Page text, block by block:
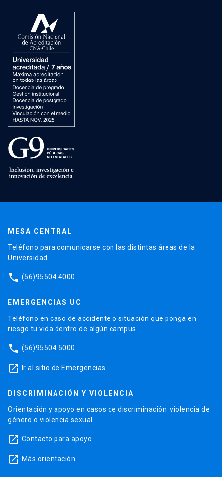
MESA CENTRAL
Teléfono para comunicarse con las distintas áreas de la
Universidad.
phone (56)95504 4000
EMERGENCIAS UC
Teléfono en caso de accidente o situación que ponga en
riesgo tu vida dentro de algún campus.
phone (56)95504 5000
launch Ir al sitio de Emergencias
DISCRIMINACIÓN Y VIOLENCIA
Orientación y apoyo en casos de discriminación, violencia de
género o violencia sexual.
launch Contacto para apoyo
launch Más orientación